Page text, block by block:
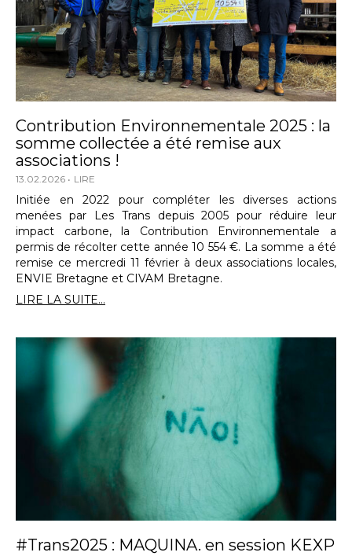
Contribution Environnementale 2025 : la
somme collectée a été remise aux
associations !
13.02.2026 LIRE
Initiée en 2022 pour compléter les diverses actions
menées par Les Trans depuis 2005 pour réduire leur
impact carbone, la Contribution Environnementale a
permis de récolter cette année 10 554 €. La somme a été
remise ce mercredi 11 février à deux associations locales,
ENVIE Bretagne et CIVAM Bretagne.
LIRE LA SUITE...
#Trans2025 : MAQUINA. en session KEXP